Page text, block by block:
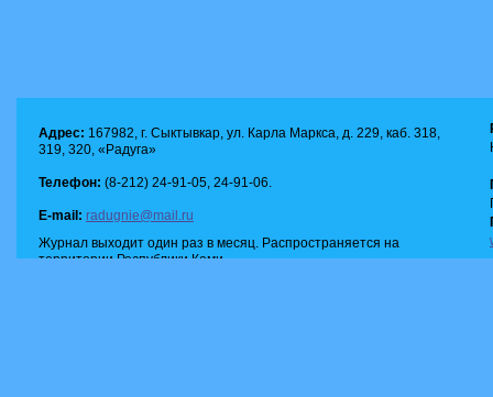
Адрес: 167982, г. Сыктывкар, ул. Карла Маркса, д. 229, каб. 318,
319, 320, «Радуга»
Телефон: (8-212) 24-91-05, 24-91-06.
E-mail: radugnie@mail.ru
Журнал выходит один раз в месяц. Распространяется на
территории Республики Коми.